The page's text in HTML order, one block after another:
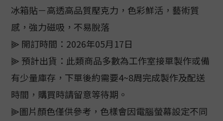
冰箱貼－高透高品質壓克力，色彩鮮活，藝術質
感，強力磁吸，不易脫落
⫸ 開訂時間：2026年05月17日
⫸ 預計出貨：此類商品多數為工作室接單製作或備
有少量庫存，下單後約需要4~8周完成製作及配送
時間，購買時請留意等待期。
⫸圖片顏色僅供參考，色樣會因電腦螢幕設定不同